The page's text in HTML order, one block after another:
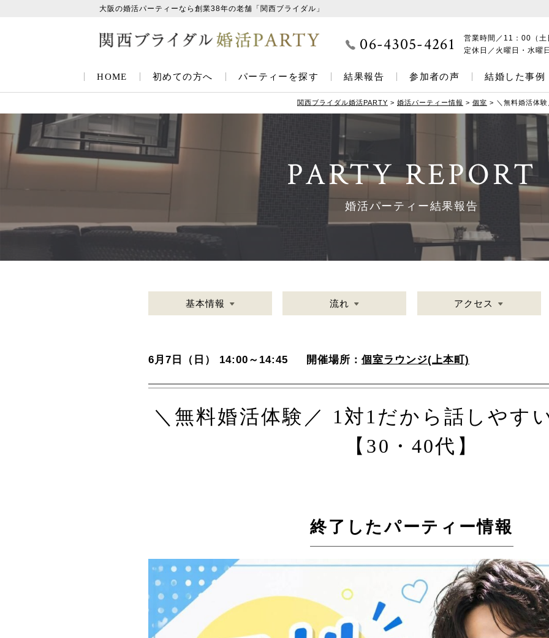
大阪の婚活パーティーなら創業38年の老舗「関西ブライダル」
06-4305-4261 営業時間／ 11：00（
定休日／ 火曜日・水曜
HOME 初めての方へ パーティーを探す 結果報告 参加者の声 結婚した事例
関西ブライダル婚活PARTY > 婚活パーティー情報 > 個室 > ＼無料婚活体
PARTY REPORT
婚活パーティー結果報告
基本情報 流れ アクセス
6月7日（日） 14:00～14:45 開催場所： 個室ラウンジ(上本町)
＼無料婚活体験／ 1対1だから話しやす
【30・40代】
終了したパーティー情報